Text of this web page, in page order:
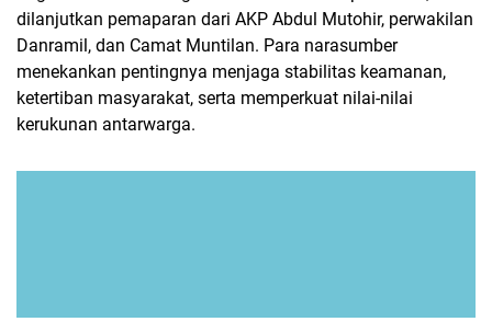
dilanjutkan pemaparan dari AKP Abdul Mutohir, perwakilan
Danramil, dan Camat Muntilan. Para narasumber
menekankan pentingnya menjaga stabilitas keamanan,
ketertiban masyarakat, serta memperkuat nilai-nilai
kerukunan antarwarga.